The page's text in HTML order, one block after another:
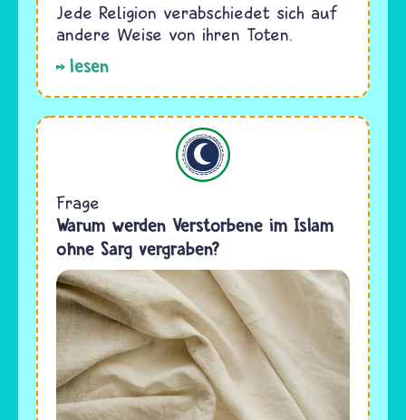
Jede Religion verabschiedet sich auf
andere Weise von ihren Toten.
lesen
Frage
Warum werden Verstorbene im Islam
ohne Sarg vergraben?